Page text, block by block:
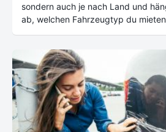
sondern auch je nach Land und
ab, welchen Fahrzeugtyp du